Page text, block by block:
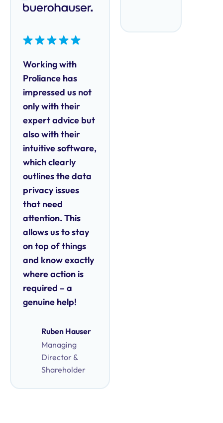
Working with
Proliance has
impressed us not
only with their
expert advice but
also with their
intuitive software,
which clearly
outlines the data
privacy issues
that need
attention. This
allows us to stay
on top of things
and know exactly
where action is
required – a
genuine help!
Ruben Hauser
Managing
Director &
Shareholder